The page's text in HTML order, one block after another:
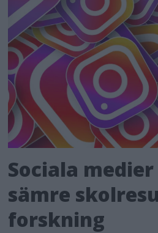
Sociala
sämre
forskning